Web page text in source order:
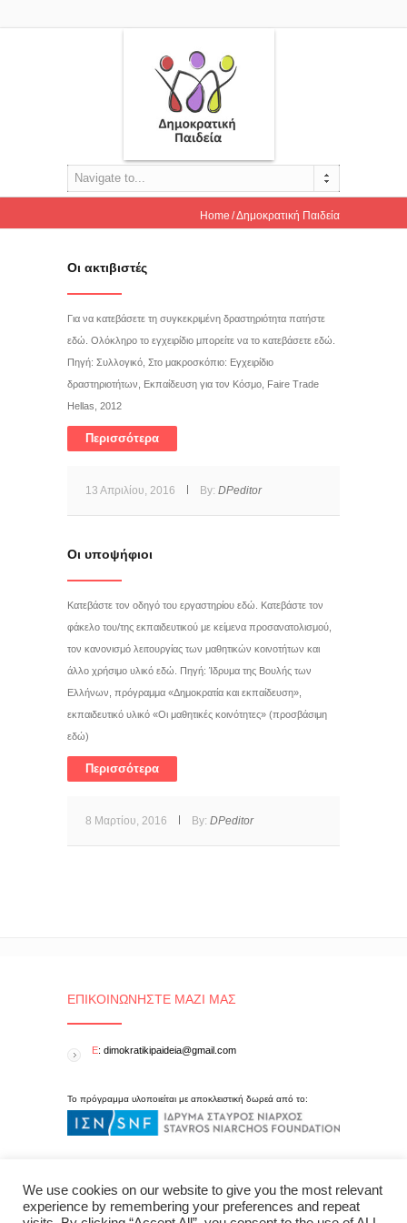
Navigate to...
Home Δημοκρατική Παιδεία
Oι ακτιβιστές
Για να κατεβάσετε τη συγκεκριμένη δραστηριότητα πατήστε
εδώ. Ολόκληρο το εγχειρίδιο μπορείτε να το κατεβάσετε εδώ.
Πηγή: Συλλογικό, Στο μακροσκόπιο: Εγχειρίδιο
δραστηριοτήτων, Εκπαίδευση για τον Κόσμο, Faire Trade
Hellas, 2012
Περισσότερα
13 Απριλίου, 2016 By: DPeditor
Οι υποψήφιοι
Κατεβάστε τον οδηγό του εργαστηρίου εδώ. Κατεβάστε τον
φάκελο του/της εκπαιδευτικού με κείμενα προσανατολισμού,
τον κανονισμό λειτουργίας των μαθητικών κοινοτήτων και
άλλο χρήσιμο υλικό εδώ. Πηγή: Ίδρυμα της Βουλής των
Ελλήνων, πρόγραμμα «Δημοκρατία και εκπαίδευση»,
εκπαιδευτικό υλικό «Οι μαθητικές κοινότητες» (προσβάσιμη
εδώ)
Περισσότερα
8 Μαρτίου, 2016 By: DPeditor
ΕΠΙΚΟΙΝΩΝΉΣΤΕ ΜΑΖΊ ΜΑΣ
E: dimokratikipaideia@gmail.com
Το πρόγραμμα υλοποιείται με αποκλειστική δωρεά από το:
We use cookies on our website to give you the most relevant
experience by remembering your preferences and repeat